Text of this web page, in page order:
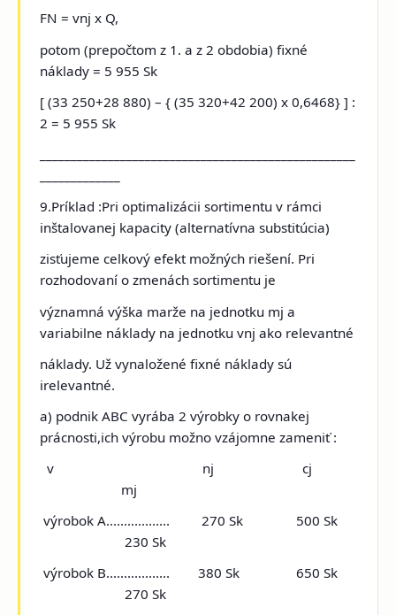
FN = vnj x Q,
potom (prepočtom z 1. a z 2 obdobia) fixné
náklady = 5 955 Sk
[ (33 250+28 880) – { (35 320+42 200) x 0,6468} ] :
2 = 5 955 Sk
9.Príklad :Pri optimalizácii sortimentu v rámci
inštalovanej kapacity (alternatívna substitúcia)
zisťujeme celkový efekt možných riešení. Pri
rozhodovaní o zmenách sortimentu je
významná výška marže na jednotku mj a
variabilne náklady na jednotku vnj ako relevantné
náklady. Už vynaložené fixné náklady sú
irelevantné.
a) podnik ABC vyrába 2 výrobky o rovnakej
prácnosti,ich výrobu možno vzájomne zameniť :
v nj cj
mj
výrobok A.................. 270 Sk 500 Sk
230 Sk
výrobok B.................. 380 Sk 650 Sk
270 Sk